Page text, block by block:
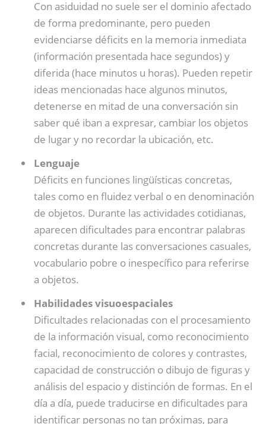
Con asiduidad no suele ser el dominio afectado
de forma predominante, pero pueden
evidenciarse déficits en la memoria inmediata
(información presentada hace segundos) y
diferida (hace minutos u horas). Pueden repetir
ideas mencionadas hace algunos minutos,
detenerse en mitad de una conversación sin
saber qué iban a expresar, cambiar los objetos
de lugar y no recordar la ubicación, etc.
Lenguaje
Déficits en funciones lingüísticas concretas,
tales como en fluidez verbal o en denominación
de objetos. Durante las actividades cotidianas,
aparecen dificultades para encontrar palabras
concretas durante las conversaciones casuales,
vocabulario pobre o inespecífico para referirse
a objetos.
Habilidades visuoespaciales
Dificultades relacionadas con el procesamiento
de la información visual, como reconocimiento
facial, reconocimiento de colores y contrastes,
capacidad de construcción o dibujo de figuras y
análisis del espacio y distinción de formas. En el
día a día, puede traducirse en dificultades para
identificar personas no tan próximas, para